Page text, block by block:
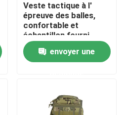
Veste tactique à l'
épreuve des balles,
confortable et
échantillon fourni.
envoyer une